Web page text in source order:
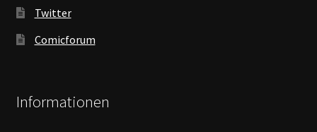
Twitter
Comicforum
Informationen